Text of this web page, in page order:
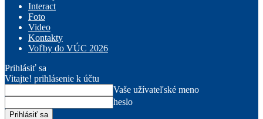
Interact
Foto
Video
Kontakty
Voľby do VÚC 2026
Prihlásiť sa
Vitajte! prihlásenie k účtu
Vaše užívateľské meno
heslo